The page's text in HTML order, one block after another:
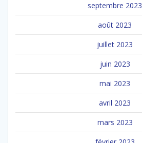
septembre 2023
août 2023
juillet 2023
juin 2023
mai 2023
avril 2023
mars 2023